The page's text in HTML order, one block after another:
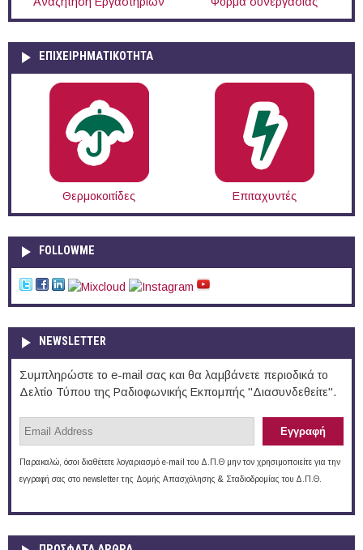
ΕΠΙΧΕΙΡΗΜΑΤΙΚΟΤΗΤΑ
Θερμοκοιτίδες Επιταχυντές
FOLLOWME
NEWSLETTER
Συμπληρώστε το e-mail σας και θα λαμβάνετε περιοδικά το
Δελτίο Τύπου της Ραδιοφωνικής Εκπομπής "Διασυνδεθείτε".
Παρακαλώ, όσοι διαθέτετε λογαριασμό e-mail του Δ.Π.Θ μην τον χρησιμοποιείτε για την
εγγραφή σας στο newsletter της Δομής Απασχόλησης & Σταδιοδρομίας του Δ.Π.Θ.